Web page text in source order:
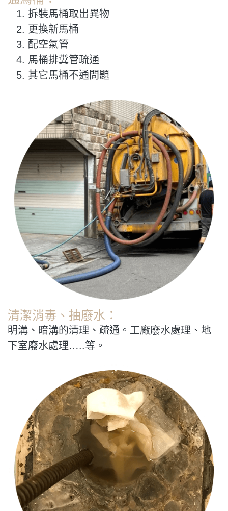
拆裝馬桶取出異物
更換新馬桶
配空氣管
馬桶排糞管疏通
其它馬桶不通問題
清潔消毒、抽廢水：
明溝、暗溝的清理、疏通。工廠廢水處理、地
下室廢水處理…..等。